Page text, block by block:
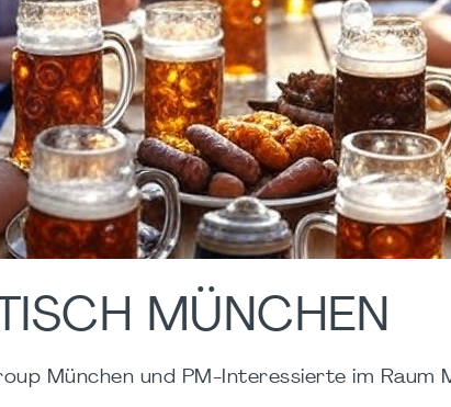
MÜNCHEN
München und PM-Interessierte im Raum